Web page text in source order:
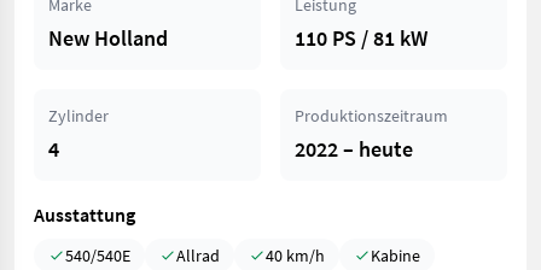
Marke
New Holland
Leistung
110 PS / 81 kW
Zylinder
4
Produktionszeitraum
2022 – heute
Ausstattung
540/540E Allrad 40 km/h
Kabine